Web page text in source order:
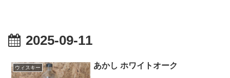
2025-09-11
ウィスキー あかし ホワイトオーク